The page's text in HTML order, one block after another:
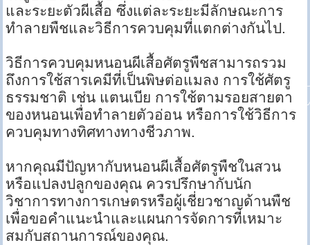
และระยะตัวผีเสื้อ ซึ่งแต่ละระยะมีลักษณะการ
ทำลายพืชและวิธีการควบคุมที่แตกต่างกันไป.
วิธีการควบคุมหนอนผีเสื้อศัตรูพืชสามารถรวม
ถึงการใช้สารเคมีที่เป็นพิษต่อแมลง การใช้ศัตรู
ธรรมชาติ เช่น แตนเบีย การใช้ตามรอยสายตา
ของหนอนเพื่อทำลายตัวอ่อน หรือการใช้วิธีการ
ควบคุมทางทิศทางทางชีวภาพ.
หากคุณมีปัญหากับหนอนผีเสื้อศัตรูพืชในสวน
หรือแปลงปลูกของคุณ ควรปรึกษากับนัก
วิชาการทางการเกษตรหรือผู้เชี่ยวชาญด้านพืช
เพื่อขอคำแนะนำและแผนการจัดการที่เหมาะ
สมกับสถานการณ์ของคุณ.